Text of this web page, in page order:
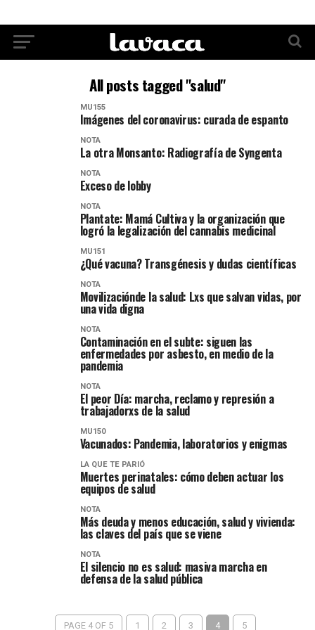
All posts tagged "salud"
MU155
Imágenes del coronavirus: curada de espanto
NOTA
La otra Monsanto: Radiografía de Syngenta
NOTA
Exceso de lobby
NOTA
Plantate: Mamá Cultiva y la organización que
logró la legalización del cannabis medicinal
MU151
¿Qué vacuna? Transgénesis y dudas científicas
NOTA
Movilizaciónde la salud: Lxs que salvan vidas, por
una vida digna
NOTA
Contaminación en el subte: siguen las
enfermedades por asbesto, en medio de la
pandemia
NOTA
El peor Día: marcha, reclamo y represión a
trabajadorxs de la salud
MU150
Vacunados: Pandemia, laboratorios y enigmas
LA QUE TE PARIÓ
Muertes perinatales: cómo deben actuar los
equipos de salud
NOTA
Más deuda y menos educación, salud y vivienda:
las claves del país que se viene
NOTA
El silencio no es salud: masiva marcha en
defensa de la salud pública
PAGE 4 OF 5 1 2 3 4 5